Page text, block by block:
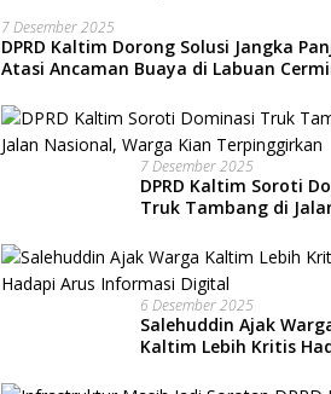
7 Desember 2025
DPRD Kaltim Dorong Solusi Jangka
Atasi Ancaman Buaya di Labuan
7 Desember 2025
DPRD Kaltim Soroti
Truk Tambang di
Terpinggirkan
6 Desember 2025
Salehuddin Ajak
Kaltim Lebih Kritis